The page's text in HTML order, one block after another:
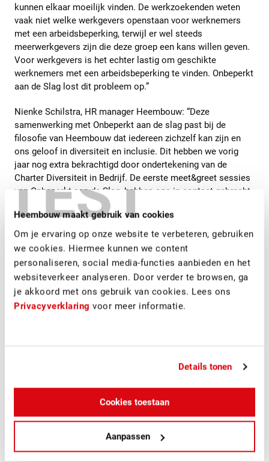
TEST
Heembouw maakt gebruik van cookies
Om je ervaring op onze website te verbeteren, gebruiken
we cookies. Hiermee kunnen we content
personaliseren, social media-functies aanbieden en het
websiteverkeer analyseren. Door verder te browsen, ga
je akkoord met ons gebruik van cookies. Lees ons
Privacyverklaring voor meer informatie.
Details tonen
Cookies toestaan
Aanpassen
kunnen elkaar moeilijk vinden. De werkzoekenden weten
vaak niet welke werkgevers openstaan voor werknemers
met een arbeidsbeperking, terwijl er wel steeds
meerwerkgevers zijn die deze groep een kans willen geven.
Voor werkgevers is het echter lastig om geschikte
werknemers met een arbeidsbeperking te vinden. Onbeperkt
aan de Slag lost dit probleem op.”
Nienke Schilstra, HR manager Heembouw: “Deze
samenwerking met Onbeperkt aan de slag past bij de
filosofie van Heembouw dat iedereen zichzelf kan zijn en
ons geloof in diversiteit en inclusie. Dit hebben we vorig
jaar nog extra bekrachtigd door ondertekening van de
Charter Diversiteit in Bedrijf. De eerste meet&greet sessies
van Onbeperkt aan de Slag, hebben ons in contact gebracht
met een aantal talentvolle kandidaten, waarmee we
inmiddels in gesprek zijn.”
Op de foto v.l.n.r: Ghislaine de Lange, corporate recruiter,
financieel directeur (allen Heembouw), Rolf Schrama, social
impact coach en Saskia Rosmalen, directeur (beiden